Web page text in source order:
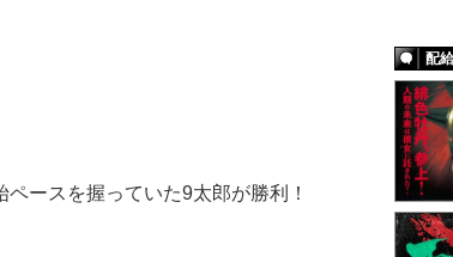
ペースを握っていた9太郎が勝利！
配